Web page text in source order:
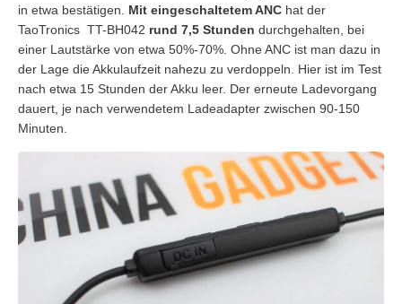
in etwa bestätigen. Mit eingeschaltetem ANC hat der
TaoTronics TT-BH042 rund 7,5 Stunden durchgehalten, bei
einer Lautstärke von etwa 50%-70%. Ohne ANC ist man dazu in
der Lage die Akkulaufzeit nahezu zu verdoppeln. Hier ist im Test
nach etwa 15 Stunden der Akku leer. Der erneute Ladevorgang
dauert, je nach verwendetem Ladeadapter zwischen 90-150
Minuten.